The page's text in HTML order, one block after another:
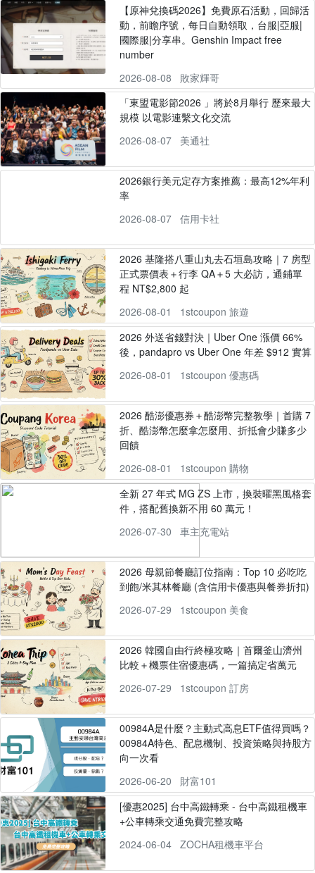
【原神兌換碼2026】免費原石活動，回歸活
動，前瞻序號，每日自動領取，台服|亞服|
國際服|分享串。Genshin Impact free
number
2026-08-08
敗家輝哥
「東盟電影節2026 」將於8月舉行 歷來最大
規模 以電影連繫文化交流
2026-08-07
美通社
2026銀行美元定存方案推薦：最高12%年利
率
2026-08-07
信用卡社
2026 基隆搭八重山丸去石垣島攻略｜7 房型
正式票價表＋行李 QA＋5 大必訪，通鋪單
程 NT$2,800 起
2026-08-01
1stcoupon 旅遊
2026 外送省錢對決｜Uber One 漲價 66%
後，pandapro vs Uber One 年差 $912 實算
2026-08-01
1stcoupon 優惠碼
2026 酷澎優惠券＋酷澎幣完整教學｜首購 7
折、酷澎幣怎麼拿怎麼用、折抵會少賺多少
回饋
2026-08-01
1stcoupon 購物
全新 27 年式 MG ZS 上市，換裝曜黑風格套
件，搭配舊換新不用 60 萬元！
2026-07-30
車主充電站
2026 母親節餐廳訂位指南：Top 10 必吃吃
到飽/米其林餐廳 (含信用卡優惠與餐券折扣)
2026-07-29
1stcoupon 美食
2026 韓國自由行終極攻略｜首爾釜山濟州
比較＋機票住宿優惠碼，一篇搞定省萬元
2026-07-29
1stcoupon 訂房
00984A是什麼？主動式高息ETF值得買嗎？
00984A特色、配息機制、投資策略與持股方
向一次看
2026-06-20
財富101
[優惠2025] 台中高鐵轉乘 - 台中高鐵租機車
+公車轉乘交通免費完整攻略
2024-06-04
ZOCHA租機車平台